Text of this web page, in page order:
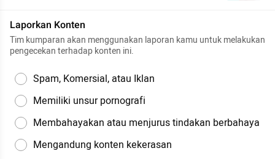
Laporkan Konten
Tim kumparan akan menggunakan laporan kamu untuk melakukan
pengecekan terhadap konten ini.
Spam, Komersial, atau Iklan
Memiliki unsur pornografi
Membahayakan atau menjurus tindakan berbahaya
Mengandung konten kekerasan